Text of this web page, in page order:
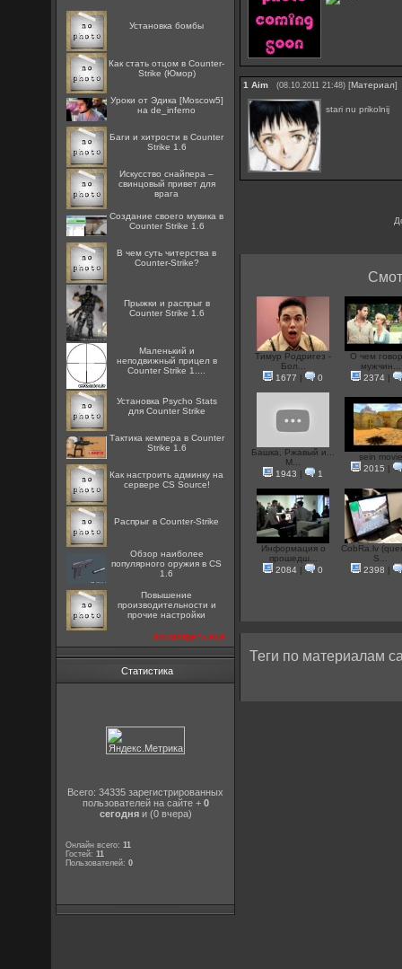
Установка бомбы
Как стать отцом в Counter-
Strike (Юмор)
Уроки от Эдика [Moscow5]
на de_inferno
Баги и хитрости в Counter
Strike 1.6
Искусство снайпера –
свинцовый привет для
врага
Создание своего мувика в
Counter Strike 1.6
В чем суть читерства в
Counter-Strike?
Прыжки и распрыг в
Counter Strike 1.6
Маленький и
неподвижный прицел в
Counter Strike 1....
Установка Psycho Stats
для Counter Strike
Тактика кемпера в Counter
Strike 1.6
Как настроить админку на
сервере CS Source!
Распрыг в Counter-Strike
Обзор наиболее
популярного оружия в CS
1.6
Повышение
производительности и
прочие настройки
посмотреть все
Статистика
Всего: 34335 зарегистрированных
пользователей на сайте + 0
сегодняи (0 вчера)
Онлайн всего:11
Гостей:11
Пользователей:0
1 Aim (08.10.2011 21:48) [Материал]
stari nu prikolnij
Тимур Родригез -
Бол...
1677 | 0
О чем
мужчин...
2374|
Башка, Ржавый и...
М...
1943 | 1
sein movie
2015 |
Информация о
прошeдш...
2084 | 0
CobRa.lv
S...
2398 |
Теги по материалам